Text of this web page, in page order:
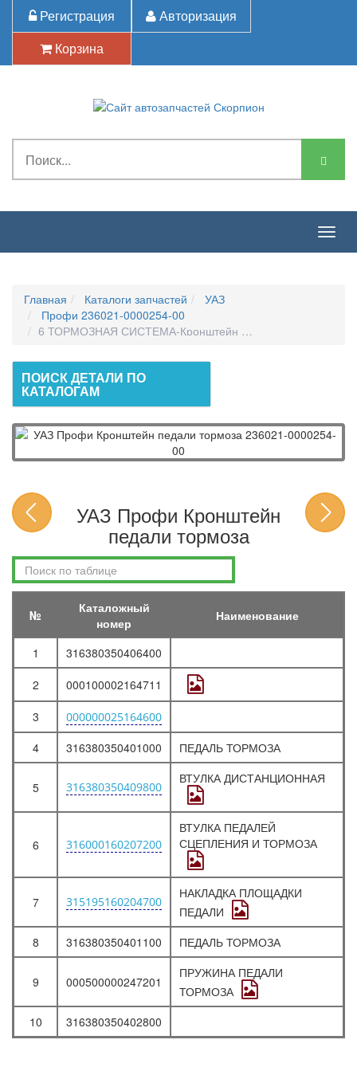
Регистрация
Авторизация
Корзина
Главная Каталоги запчастей
УАЗ
Профи 236021-0000254-00
6 ТОРМОЗНАЯ СИСТЕМА-Кронштейн Педали Тормоза
ПОИСК ДЕТАЛИ ПО
КАТАЛОГАМ
УАЗ Профи Кронштейн
педали тормоза
№
Каталожный
номер
Наименование
1
316380350406400
2
000100002164711
3
000000025164600
4 316380350401000 ПЕДАЛЬ ТОРМОЗА
5 316380350409800
ВТУЛКА ДИСТАНЦИОННАЯ
6 316000160207200
ВТУЛКА ПЕДАЛЕЙ
СЦЕПЛЕНИЯ И ТОРМОЗА
7 315195160204700
НАКЛАДКА ПЛОЩАДКИ
ПЕДАЛИ
8
316380350401100 ПЕДАЛЬ ТОРМОЗА
9 000500000247201
ПРУЖИНА ПЕДАЛИ
ТОРМОЗА
10
316380350402800